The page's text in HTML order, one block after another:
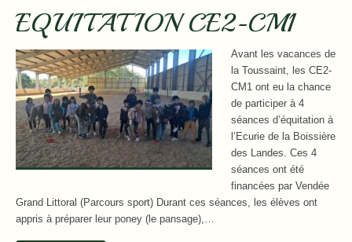
EQUITATION CE2-CM1
Avant les vacances de
la Toussaint, les CE2-
CM1 ont eu la chance
de participer à 4
séances d’équitation à
l’Ecurie de la Boissière
des Landes. Ces 4
séances ont été
financées par Vendée
Grand Littoral (Parcours sport) Durant ces séances, les élèves ont
appris à préparer leur poney (le pansage),…